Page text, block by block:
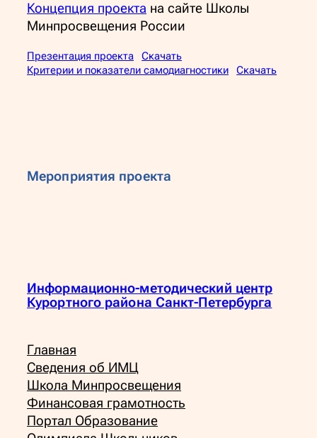
Концепция проекта на сайте Школы
Минпросвещения России
Презентация проекта
Скачать
Критерии и показатели самодиагностики
Скачать
Мероприятия проекта
Информационно-методический центр
Курортного района Санкт-Петербурга
Главная
Сведения об ИМЦ
Школа Минпросвещения
Финансовая грамотность
Портал Образование